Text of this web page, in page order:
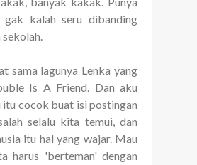
gak kalah seru dibanding
sekolah.
sama lagunya Lenka yang
Is A Friend. Dan aku
itu cocok buat isi postingan
selalu kita temui, dan
itu hal yang wajar. Mau
harus 'berteman' dengan